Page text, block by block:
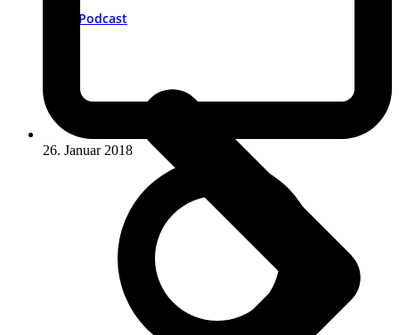
Podcast
26. Januar 2018